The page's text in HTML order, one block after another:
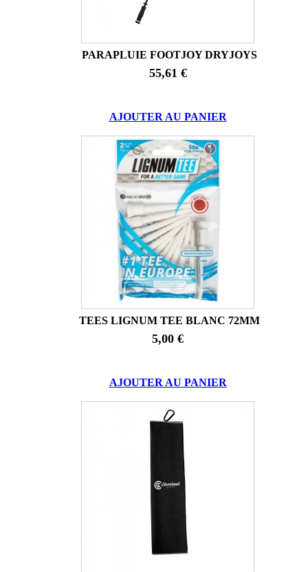
PARAPLUIE FOOTJOY DRYJOYS
55,61 €
AJOUTER AU PANIER
TEES LIGNUM TEE BLANC 72MM
5,00 €
AJOUTER AU PANIER